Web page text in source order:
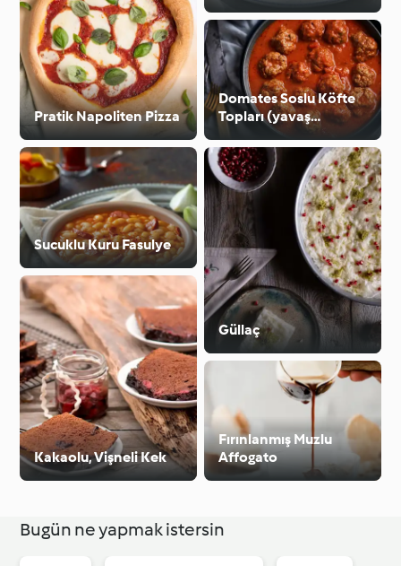
Pratik Napoliten Pizza
Sucuklu Kuru Fasulye
Kakaolu, Vişneli Kek
Domates Soslu Köfte
Topları (yavaş
pişirme)
Güllaç
Fırınlanmış Muzlu
Affogato
Bugün ne yapmak istersin